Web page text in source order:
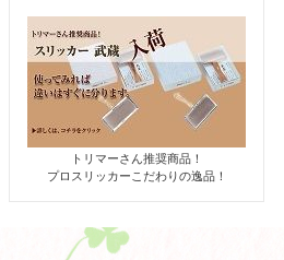
トリマーさん推奨商品！
プロスリッカーこだわりの逸品！